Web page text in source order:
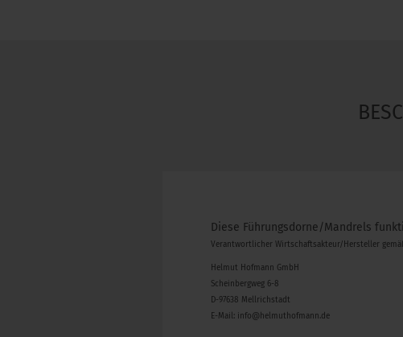
Diese Führungsdorne/Mandrels
Verantwortlicher Wirtschaftsakteur/Hersteller
Helmut Hofmann GmbH
Scheinbergweg 6-8
D-97638 Mellrichstadt
E-Mail: info@helmuthofmann.de